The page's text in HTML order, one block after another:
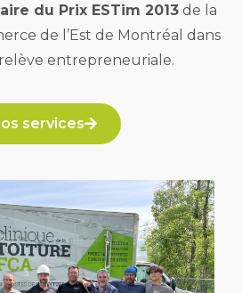
du Prix ESTim 2013de la
de l’Est de Montréal dans
entrepreneuriale.
services